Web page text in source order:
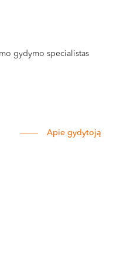
gydymo specialistas
Apie gydytoją